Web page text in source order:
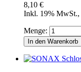
8,10 €
Inkl. 19% MwSt.,
Menge:
In den Warenkorb